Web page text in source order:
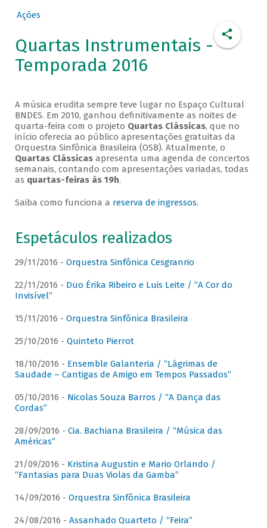
Ações
Quartas Instrumentais -
Temporada 2016
A música erudita sempre teve lugar no Espaço Cultural
BNDES. Em 2010, ganhou definitivamente as noites de
quarta-feira com o projeto Quartas Clássicas, que no
início oferecia ao público apresentações gratuitas da
Orquestra Sinfônica Brasileira (OSB). Atualmente, o
Quartas Clássicasapresenta uma agenda de concertos
semanais, contando com apresentações variadas, todas
as quartas-feiras às 19h.
Saiba como funciona a reserva de ingressos.
Espetáculos realizados
29/11/2016 - Orquestra Sinfônica Cesgranrio
22/11/2016 - Duo Érika Ribeiro e Luis Leite / “A Cor do
Invisível”
15/11/2016 - Orquestra Sinfônica Brasileira
25/10/2016 - Quinteto Pierrot
18/10/2016 - Ensemble Galanteria / “Lágrimas de
Saudade – Cantigas de Amigo em Tempos Passados”
05/10/2016 - Nicolas Souza Barros / “A Dança das
Cordas”
28/09/2016 - Cia. Bachiana Brasileira / “Música das
Américas”
21/09/2016 - Kristina Augustin e Mario Orlando /
“Fantasias para Duas Violas da Gamba”
14/09/2016 - Orquestra Sinfônica Brasileira
24/08/2016 - Assanhado Quarteto / “Feira”